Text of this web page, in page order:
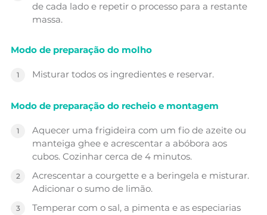
de cada lado e repetir o processo para a restante
massa.
Modo de preparação do molho
Misturar todos os ingredientes e reservar.
Modo de preparação do recheio e montagem
Aquecer uma frigideira com um fio de azeite ou
manteiga ghee e acrescentar a abóbora aos
cubos. Cozinhar cerca de 4 minutos.
Acrescentar a courgette e a beringela e misturar.
Adicionar o sumo de limão.
Temperar com o sal, a pimenta e as especiarias